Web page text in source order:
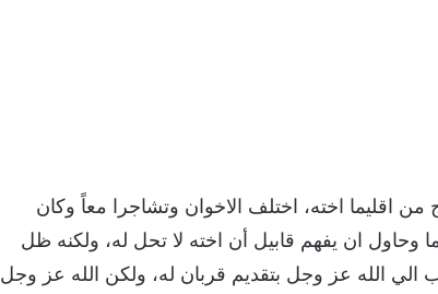
اقليما اخته، اختلف الاخوان وتشاجرا معاً وكان
وحاول ان يفهم قابيل أن اخته لا تحل له، ولكنه ظل
الله عز وجل بتقديم قربان له، ولكن الله عز وجل